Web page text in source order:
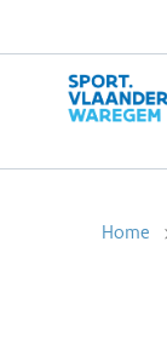
Home